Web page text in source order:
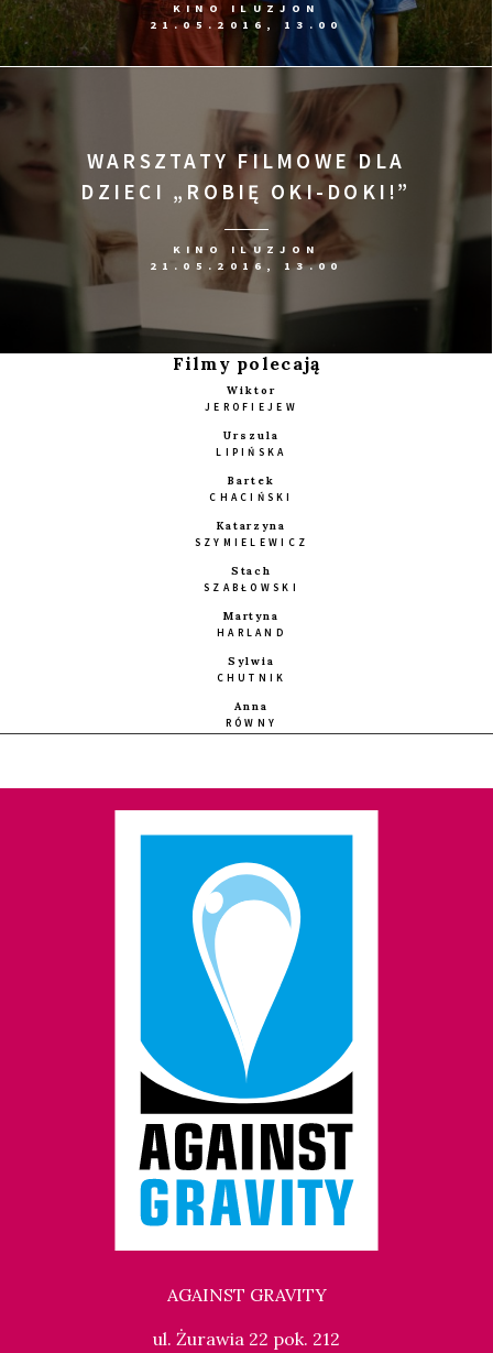
KINO ILUZJON
21.05.2016, 13.00
WARSZTATY FILMOWE DLA
DZIECI „ROBIĘ OKI-DOKI!”
KINO ILUZJON
21.05.2016, 13.00
Filmy polecają
Wiktor
JEROFIEJEW
Urszula
LIPIŃSKA
Bartek
CHACIŃSKI
Katarzyna
SZYMIELEWICZ
Stach
SZABŁOWSKI
Martyna
HARLAND
Sylwia
CHUTNIK
Anna
RÓWNY
AGAINST GRAVITY
ul. Żurawia 22 pok. 212